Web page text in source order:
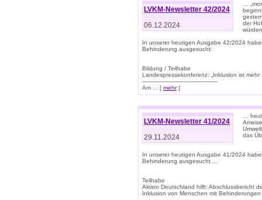
LVKM-Newsletter 42/2024
06.12.2024
…
der
In unserer heutigen Ausgabe 42/2024
Behinderung ausgesucht:
Bildung / Teilhabe
Landespressekonferenz: „Inklusion ist mehr
-------------------------------------------
Am ... [ mehr]
LVKM-Newsletter 41/2024
29.11.2024
…
das
In unserer heutigen Ausgabe 41/2024
Behinderung ausgesucht ...
Teilhabe
Aktion Deutschland hilft: Abschlussbericht
Inklusion von Menschen mit